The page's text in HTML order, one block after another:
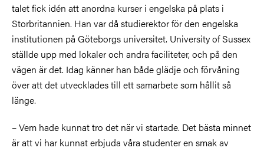
talet fick idén att anordna kurser i engelska på plats i
Storbritannien. Han var då studierektor för den engelska
institutionen på Göteborgs universitet. University of Sussex
ställde upp med lokaler och andra faciliteter, och på den
vägen är det. Idag känner han både glädje och förvåning
över att det utvecklades till ett samarbete som hållit så
länge.
– Vem hade kunnat tro det när vi startade. Det bästa minnet
är att vi har kunnat erbjuda våra studenter en smak av